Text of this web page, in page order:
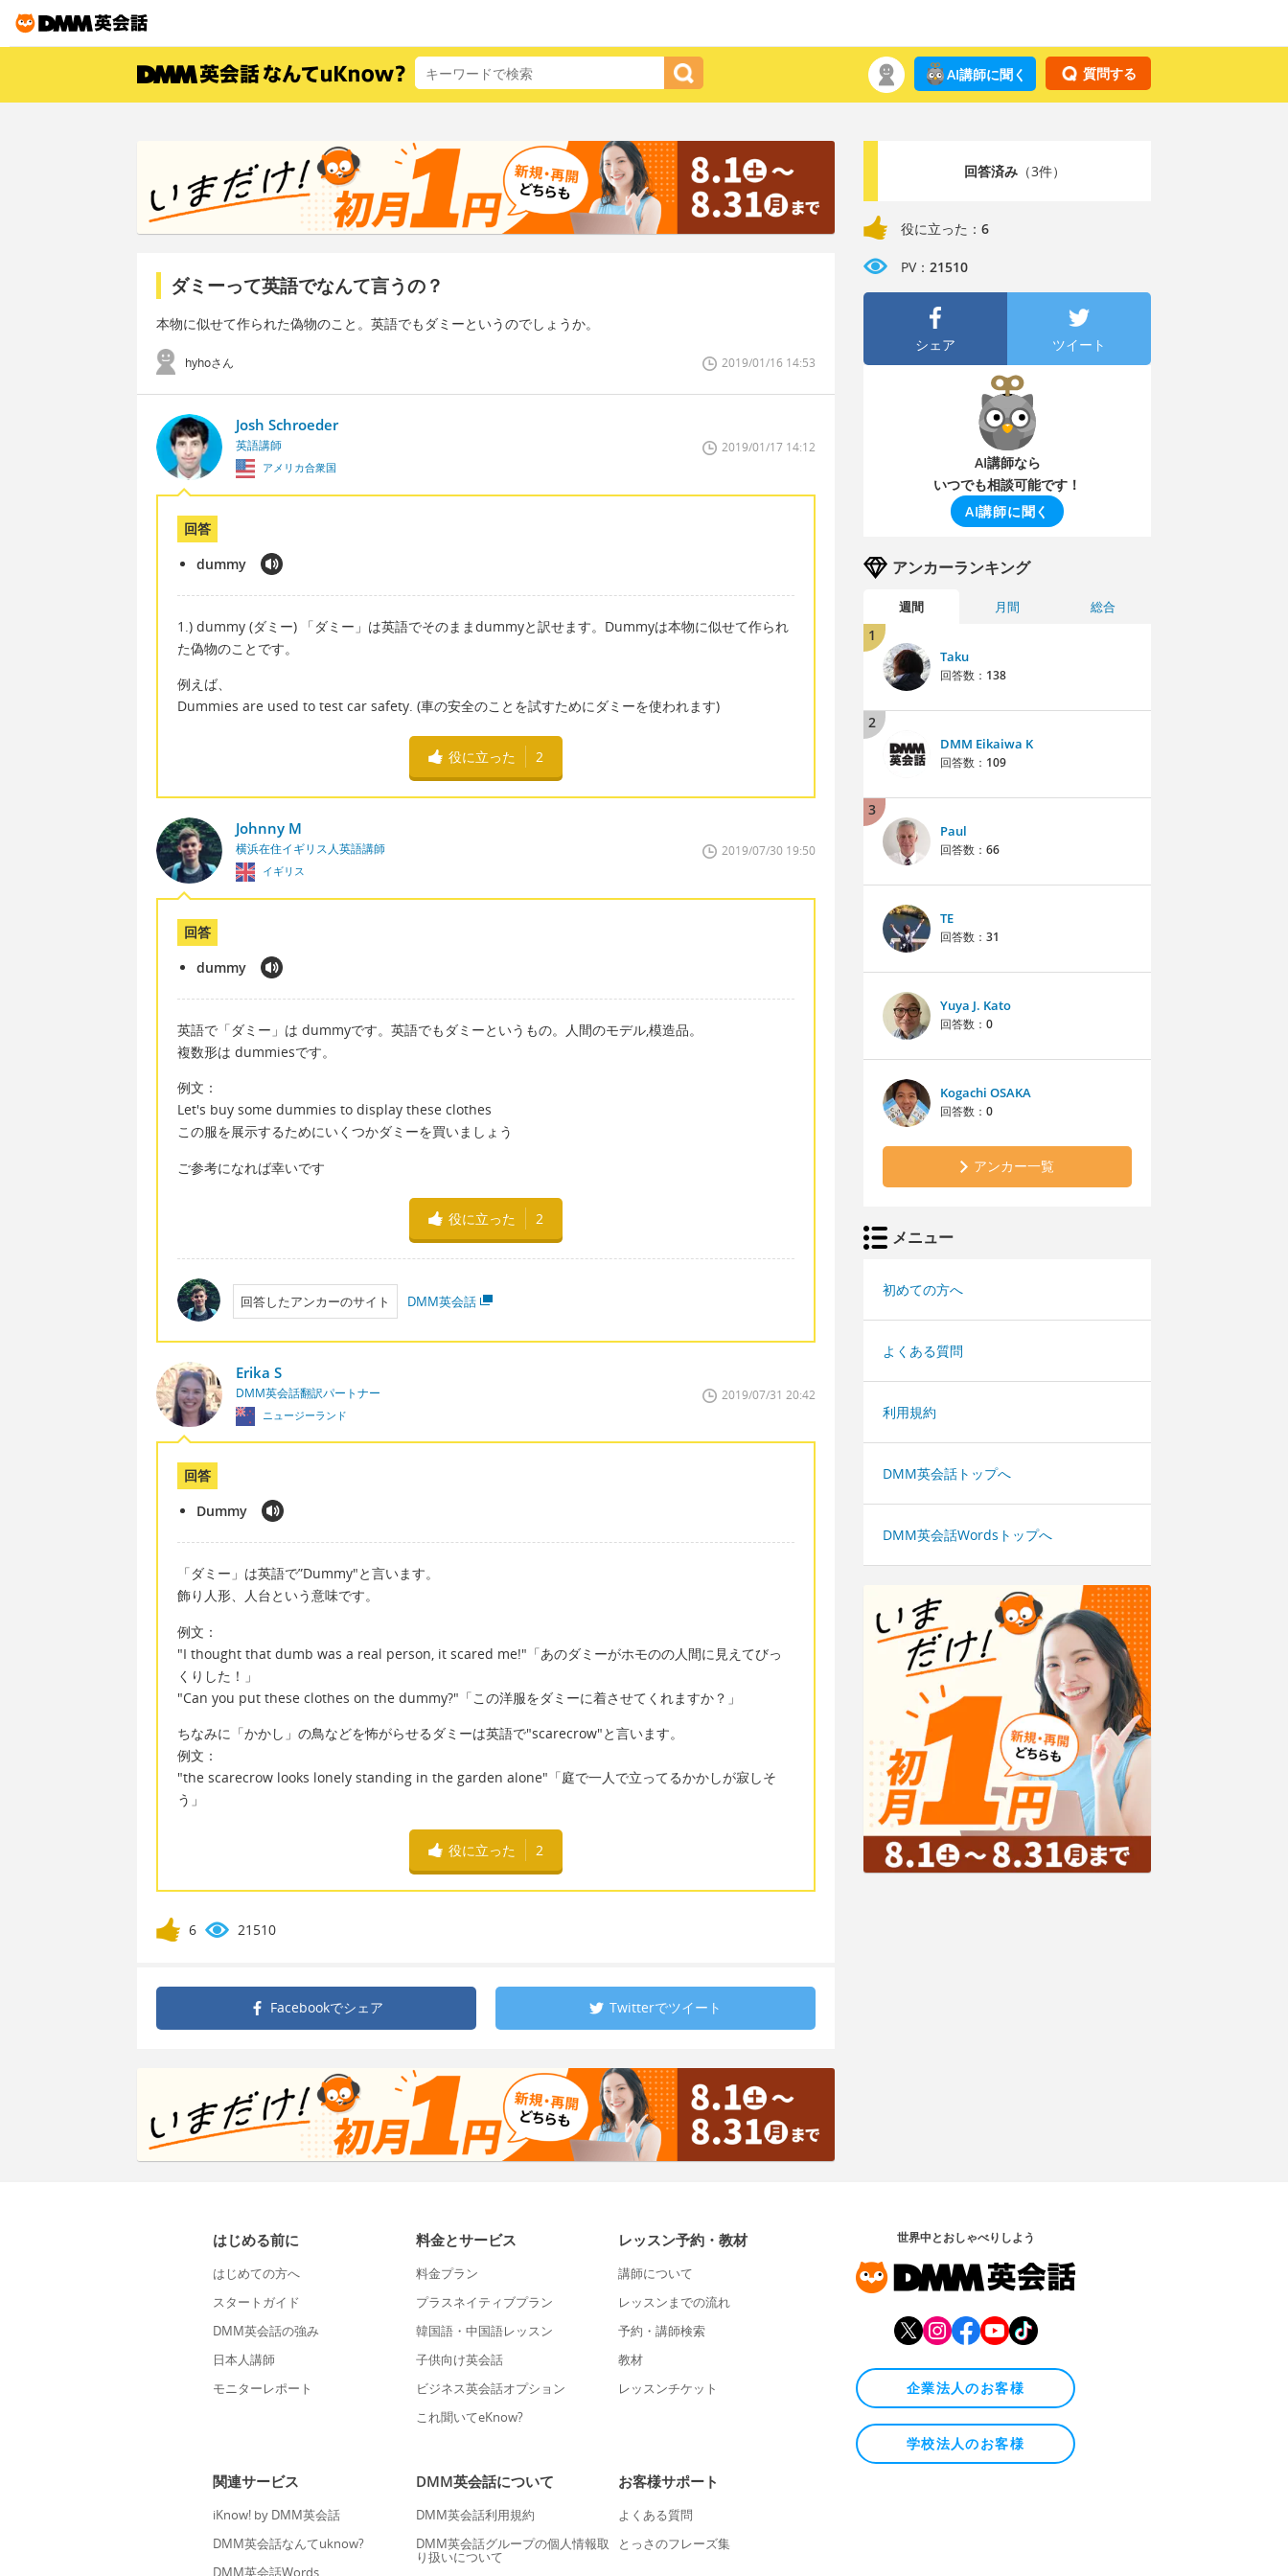
質問する
AI講師に聞く
ダミーって英語でなんて言うの？
本物に似せて作られた偽物のこと。英語でもダミーというのでしょうか。
hyhoさん 2019/01/16 14:53
Josh Schroeder
英語講師
アメリカ合衆国
2019/01/17 14:12
回答
dummy
1.) dummy (ダミー) 「ダミー」は英語でそのままdummyと訳せます。Dummyは本物に似せて作られ
た偽物のことです。
例えば、
Dummies are used to test car safety. (車の安全のことを試すためにダミーを使われます)
役に立った 2
Johnny M
横浜在住イギリス人英語講師
イギリス
2019/07/30 19:50
回答
dummy
英語で「ダミー」は dummyです。英語でもダミーというもの。人間のモデル,模造品。
複数形は dummiesです。
例文：
Let's buy some dummies to display these clothes
この服を展示するためにいくつかダミーを買いましょう
ご参考になれば幸いです
役に立った 2
回答したアンカーのサイト DMM英会話
Erika S
DMM英会話翻訳パートナー
ニュージーランド
2019/07/31 20:42
回答
Dummy
「ダミー」は英語で”Dummy"と言います。
飾り人形、人台という意味です。
例文：
"I thought that dumb was a real person, it scared me!"「あのダミーがホモのの人間に見えてびっ
くりした！」
"Can you put these clothes on the dummy?"「この洋服をダミーに着させてくれますか？」
ちなみに「かかし」の鳥などを怖がらせるダミーは英語で"scarecrow"と言います。
例文：
"the scarecrow looks lonely standing in the garden alone"「庭で一人で立ってるかかしが寂しそ
う」
役に立った 2
6 21510
Facebookでシェア Twitterでツイート
回答済み（3件）
役に立った： 6
PV： 21510
シェア ツイート
AI講師なら
いつでも相談可能です！
AI講師に聞く
アンカーランキング
週間 月間 総合
1
Taku
回答数： 138
2
DMM Eikaiwa K
回答数： 109
3
Paul
回答数： 66
TE
回答数： 31
Yuya J. Kato
回答数： 0
Kogachi OSAKA
回答数： 0
アンカー一覧
メニュー
初めての方へ
よくある質問
利用規約
DMM英会話トップへ
DMM英会話Wordsトップへ
はじめる前に
はじめての方へ
スタートガイド
DMM英会話の強み
日本人講師
モニターレポート
料金とサービス
料金プラン
プラスネイティブプラン
韓国語・中国語レッスン
子供向け英会話
ビジネス英会話オプション
これ聞いてeKnow?
レッスン予約・教材
講師について
レッスンまでの流れ
予約・講師検索
教材
レッスンチケット
関連サービス
iKnow! by DMM英会話
DMM英会話なんてuknow?
DMM英会話Words
DMM英会話について
DMM英会話利用規約
DMM英会話グループの個人情報取
り扱いについて
お客様サポート
よくある質問
とっさのフレーズ集
世界中とおしゃべりしよう
企業法人のお客様
学校法人のお客様